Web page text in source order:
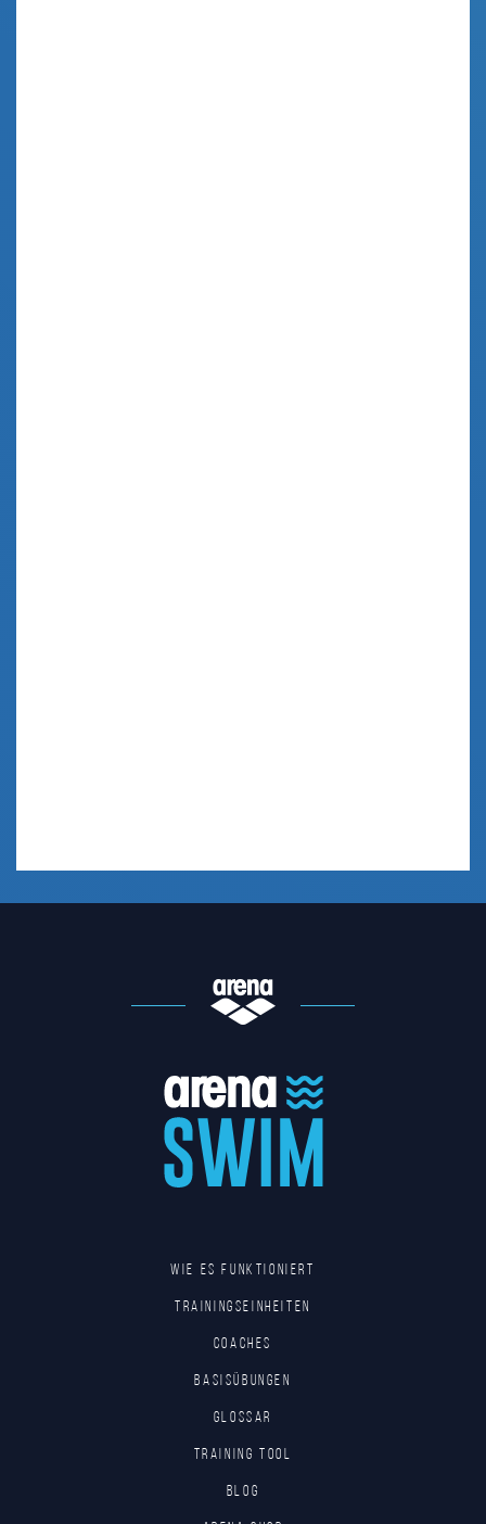
Wie es funktioniert
Trainingseinheiten
Coaches
Basisübungen
Glossar
Training tool
Blog